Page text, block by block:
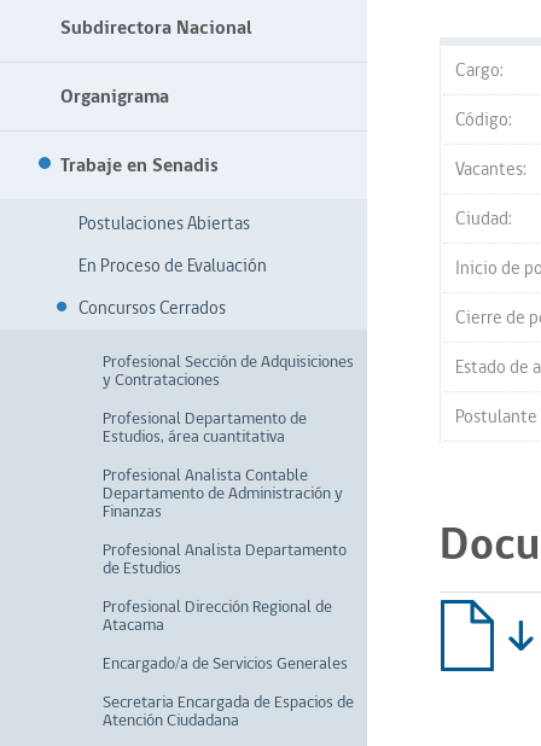
Subdirectora Nacional
Organigrama
Trabaje en Senadis
Postulaciones Abiertas
En Proceso de Evaluación
Concursos Cerrados
Profesional Sección de Adquisiciones
y Contrataciones
Profesional Departamento de
Estudios, área cuantitativa
Profesional Analista Contable
Departamento de Administración y
Finanzas
Profesional Analista Departamento
de Estudios
Profesional Dirección Regional de
Atacama
Encargado/a de Servicios Generales
Secretaria Encargada de Espacios de
Atención Ciudadana
Cargo:
Código:
Vacantes:
Ciudad:
Inicio de
Cierre de
Estado de